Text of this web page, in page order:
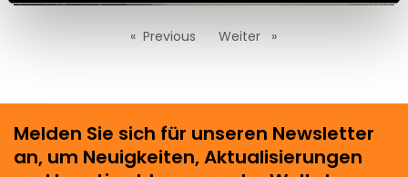
Previous pageWeiter page
Melden Sie sich für unseren Newsletter
an, um Neuigkeiten, Aktualisierungen